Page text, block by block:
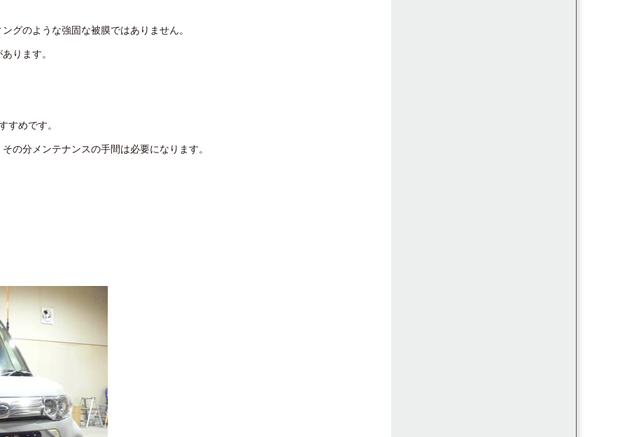
グのような強固な被膜ではありません。
ります。
すめです。
の分メンテナンスの手間は必要になります。